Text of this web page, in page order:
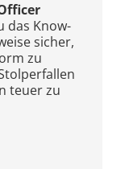
das Know-
sicher,
zu
teuer zu